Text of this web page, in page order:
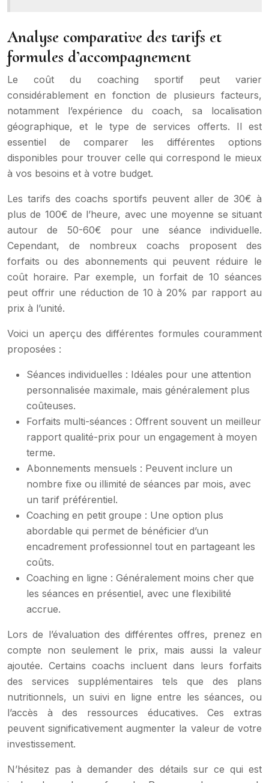
Analyse comparative des tarifs et
formules d’accompagnement
Le coût du coaching sportif peut varier
considérablement en fonction de plusieurs facteurs,
notamment l’expérience du coach, sa localisation
géographique, et le type de services offerts. Il est
essentiel de comparer les différentes options
disponibles pour trouver celle qui correspond le mieux
à vos besoins et à votre budget.
Les tarifs des coachs sportifs peuvent aller de 30€ à
plus de 100€ de l’heure, avec une moyenne se situant
autour de 50-60€ pour une séance individuelle.
Cependant, de nombreux coachs proposent des
forfaits ou des abonnements qui peuvent réduire le
coût horaire. Par exemple, un forfait de 10 séances
peut offrir une réduction de 10 à 20% par rapport au
prix à l’unité.
Voici un aperçu des différentes formules couramment
proposées :
Séances individuelles : Idéales pour une attention
personnalisée maximale, mais généralement plus
coûteuses.
Forfaits multi-séances : Offrent souvent un meilleur
rapport qualité-prix pour un engagement à moyen
terme.
Abonnements mensuels : Peuvent inclure un
nombre fixe ou illimité de séances par mois, avec
un tarif préférentiel.
Coaching en petit groupe : Une option plus
abordable qui permet de bénéficier d’un
encadrement professionnel tout en partageant les
coûts.
Coaching en ligne : Généralement moins cher que
les séances en présentiel, avec une flexibilité
accrue.
Lors de l’évaluation des différentes offres, prenez en
compte non seulement le prix, mais aussi la valeur
ajoutée. Certains coachs incluent dans leurs forfaits
des services supplémentaires tels que des plans
nutritionnels, un suivi en ligne entre les séances, ou
l’accès à des ressources éducatives. Ces extras
peuvent significativement augmenter la valeur de votre
investissement.
N’hésitez pas à demander des détails sur ce qui est